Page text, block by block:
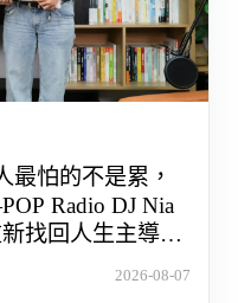
最怕的不是累，
Radio DJ Nia
找回人生主導權
2026-08-07